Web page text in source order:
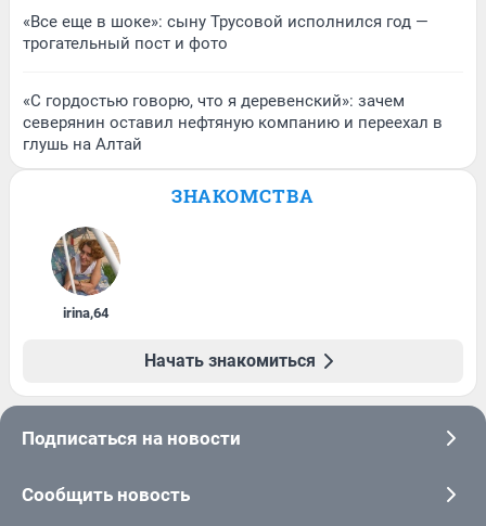
«Все еще в шоке»: сыну Трусовой исполнился год —
трогательный пост и фото
«С гордостью говорю, что я деревенский»: зачем
северянин оставил нефтяную компанию и переехал в
глушь на Алтай
ЗНАКОМСТВА
irina,64
Начать знакомиться
Подписаться на новости
Сообщить новость